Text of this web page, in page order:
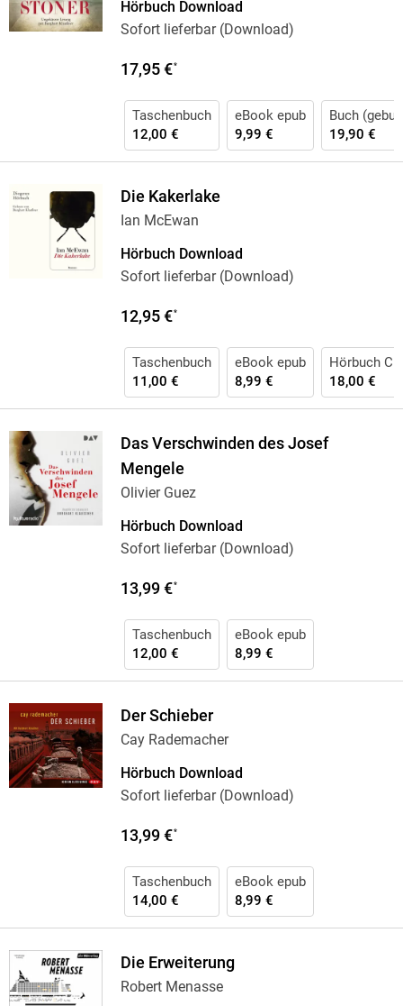
Hörbuch Download
Sofort lieferbar (Download)
17,95 €*
Taschenbuch
12,00 €
eBook epub
9,99 €
Buch
19,90 €
Die Kakerlake
Ian McEwan
Hörbuch Download
Sofort lieferbar (Download)
12,95 €*
Taschenbuch
11,00 €
eBook epub
8,99 €
Hörbuch CD
18,00 €
Das Verschwinden des Josef
Mengele
Olivier Guez
Hörbuch Download
Sofort lieferbar (Download)
13,99 €*
Taschenbuch
12,00 €
eBook epub
8,99 €
Der Schieber
Cay Rademacher
Hörbuch Download
Sofort lieferbar (Download)
13,99 €*
Taschenbuch
14,00 €
eBook epub
8,99 €
Die Erweiterung
Robert Menasse